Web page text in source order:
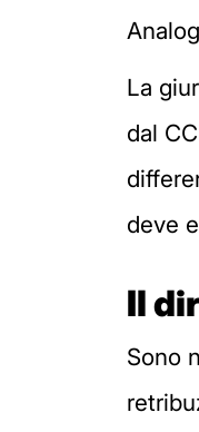
La
dal
deve
Il
Sono